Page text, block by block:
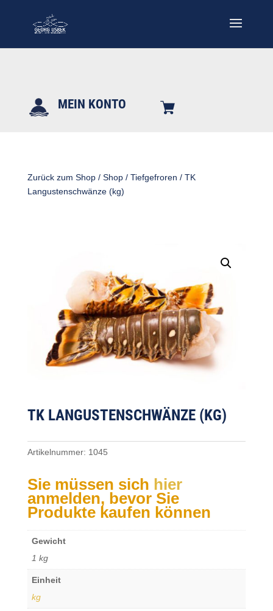
MEIN KONTO
Zurück zum Shop/ Shop/ Tiefgefroren / TK
Langustenschwänze (kg)
TK LANGUSTENSCHWÄNZE (KG)
Artikelnummer: 1045
Sie müssen sich hier
anmelden, bevor Sie
Produkte kaufen können
Gewicht
1 kg
Einheit
kg